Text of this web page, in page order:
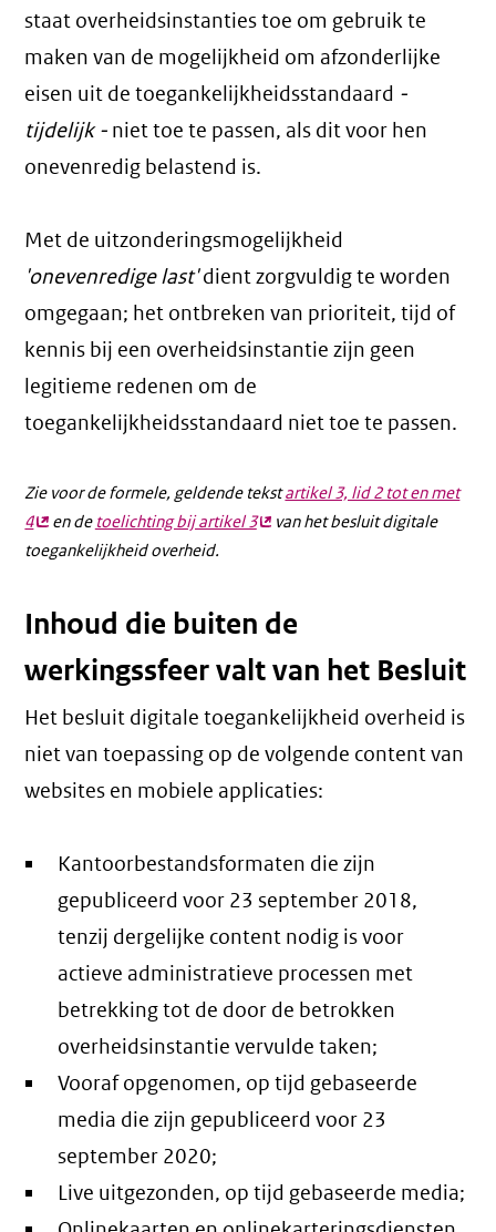
staat overheidsinstanties toe om gebruik te
maken van de mogelijkheid om afzonderlijke
eisen uit de toegankelijkheidsstandaard -
tijdelijk - niet toe te passen, als dit voor hen
onevenredig belastend is.
Met de uitzonderingsmogelijkheid
'onevenredige last'dient zorgvuldig te worden
omgegaan; het ontbreken van prioriteit, tijd of
kennis bij een overheidsinstantie zijn geen
legitieme redenen om de
toegankelijkheidsstandaard niet toe te passen.
Zie voor de formele, geldende tekstartikel 3, lid 2 tot en met
4(externe
link)
en de toelichting bij artikel 3(externe
van het besluit digitale
toegankelijkheid overheid.
Inhoud die buiten de
werkingssfeer valt van het Besluit
Het besluit digitale toegankelijkheid overheid is
niet van toepassing op de volgende content van
websites en mobiele applicaties:
Kantoorbestandsformaten die zijn
gepubliceerd voor 23 september 2018,
tenzij dergelijke content nodig is voor
actieve administratieve processen met
betrekking tot de door de betrokken
overheidsinstantie vervulde taken;
Vooraf opgenomen, op tijd gebaseerde
media die zijn gepubliceerd voor 23
september 2020;
Live uitgezonden, op tijd gebaseerde media;